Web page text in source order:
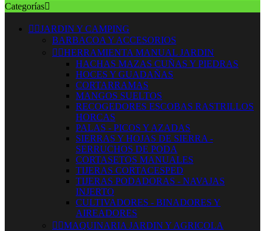
Categorías
 JARDIN Y CAMPING
BARBACOA Y ACCESORIOS
 HERRAMIENTA MANUAL JARDIN
HACHAS MAZAS CUÑAS Y PIEDRAS
HOCES Y GUADAÑAS
CORTARRAMAS
MANGOS SUELTOS
RECOGEDORES ESCOBAS RASTRILLOS
HORCAS
PALAS - PICOS Y AZADAS
SIERRAS Y HOJAS DE SIERRA -
SERRUCHOS DE PODA
CORTASETOS MANUALES
TIJERAS CORTACESPED
TIJERAS PODADORAS - NAVAJAS
INJERTO
CULTIVADORES - BINADORES Y
AIREADORES
 MAQUINARIA JARDIN Y AGRICOLA